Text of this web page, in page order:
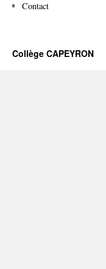
Contact
Collège CAPEYRON